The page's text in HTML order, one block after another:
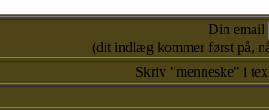
Din email
(dit indlæg kommer først på,
Skriv "menneske" i